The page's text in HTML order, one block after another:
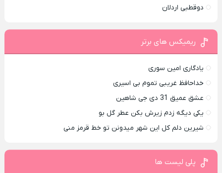
دوقطبی اردلان
ریمیکس های برتر
یادگاری امین سوری
خداحافظ غریبی تموم بی اسیری
عشق عمیق 31 دی جی شاهین
یکی دیگه زدم زیرش بکن عطر گل بو
شیرین دلم کل این شهر میدونن تو خط قرمز منی
پلی لیست ها